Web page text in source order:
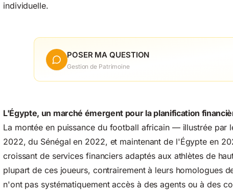
individuelle.
POSER MA QUESTION
Gestion de Patrimoine
L'Égypte, un marché émergent pour la planification
La montée en puissance du football africain — illustrée par
2022, du Sénégal en 2022, et maintenant de l'Égypte en
croissant de services financiers adaptés aux athlètes de
plupart de ces joueurs, contrairement à leurs homologues
n'ont pas systématiquement accès à des agents ou à des